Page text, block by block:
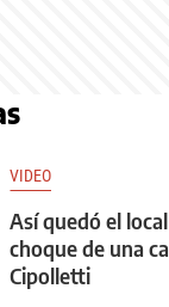
VIDEO
Así quedó el
choque de una
Cipolletti